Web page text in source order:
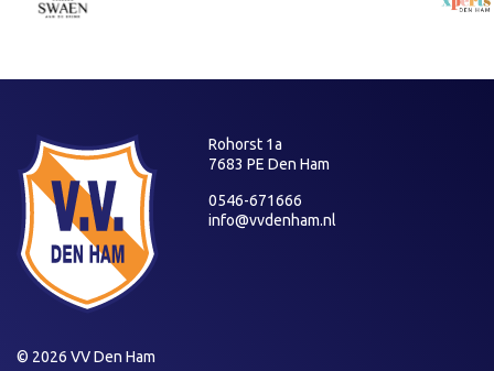
Rohorst 1a
7683 PE Den Ham
0546-671666
info@vvdenham.nl
© 2026 VV Den Ham